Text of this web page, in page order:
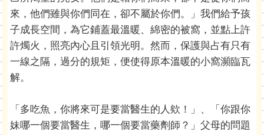
來，他們雖與你們同在，卻不屬於你們。」我們給予孩
子成長空間，為它鋪蓋最溫暖、綿密的被窩，並點上許
許燭火，照亮內心且引領光明。然而，保護與占有只有
一線之隔，過分的規矩，便使得原本溫暖的小窩瀕臨瓦
解。
「多吃魚，你將來可是要當醫生的人欸！」、「你跟你
妹哪一個要當醫生，哪一個要當藥劑師？」父母的問題